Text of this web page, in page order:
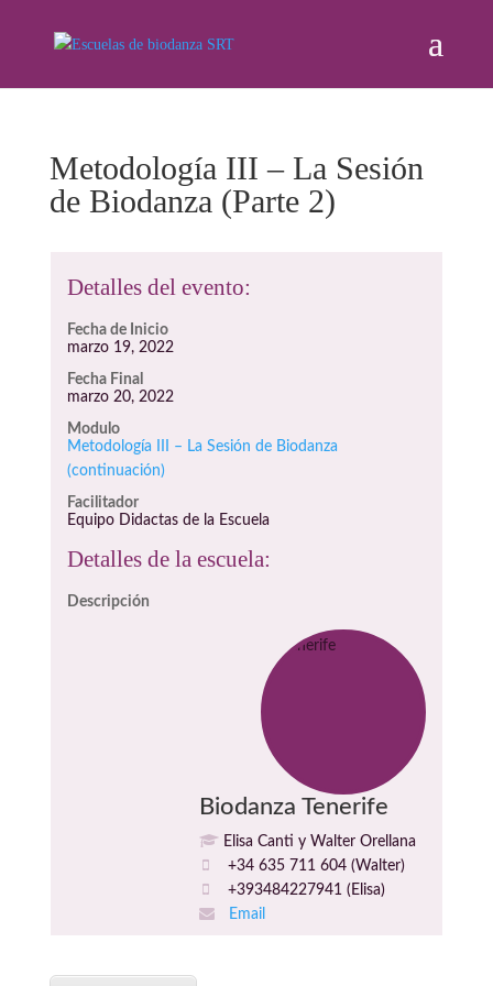
Metodología III – La Sesión
de Biodanza (Parte 2)
Detalles del evento:
Fecha de Inicio
marzo 19, 2022
Fecha Final
marzo 20, 2022
Modulo
Metodología III – La Sesión de Biodanza
(continuación)
Facilitador
Equipo Didactas de la Escuela
Detalles de la escuela:
Descripción
Biodanza Tenerife
Elisa Canti y Walter Orellana
+34 635 711 604 (Walter)
+393484227941 (Elisa)
Email